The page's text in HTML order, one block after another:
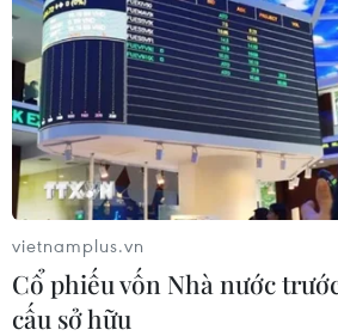
vietnamplus.vn
Cổ phiếu vốn Nhà nước
cấu sở hữu